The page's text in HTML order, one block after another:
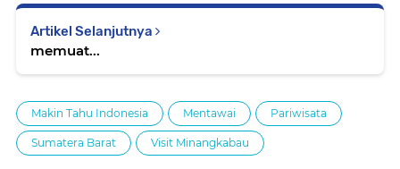
Artikel Selanjutnya
memuat...
Makin Tahu Indonesia Mentawai Pariwisata
Sumatera Barat Visit Minangkabau